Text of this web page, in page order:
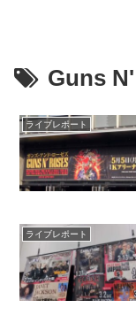
Guns
ライブレポート
ライブレポート